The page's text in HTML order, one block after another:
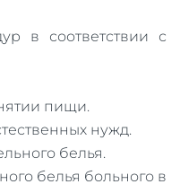
в соответствии с
пищи.
нужд.
белья.
белья больного в